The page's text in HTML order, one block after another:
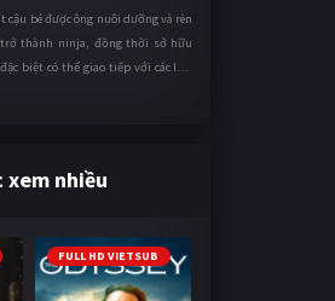
cậu bé được ông nuôi dưỡng và rèn
thành ninja, đồng thời sở hữu
biệt có thể giao tiếp với các loài
nhiều
FULL HD VIETSUB